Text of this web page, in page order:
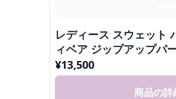
レディース スウェット
ィベア ジップアップパ
¥13,500
商品の詳